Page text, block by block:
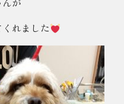
れました